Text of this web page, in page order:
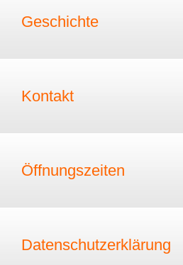
Geschichte
Kontakt
Öffnungszeiten
Datenschutzerklärung